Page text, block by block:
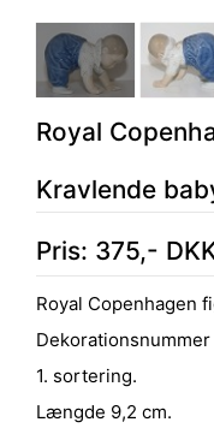
Royal
Kravlende
Pris: 375,-
Royal Copenhagen
Dekorationsnummer
1. sortering.
Længde 9,2 cm.